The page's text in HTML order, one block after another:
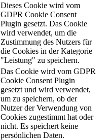
Dieses Cookie wird vom
GDPR Cookie Consent
Plugin gesetzt. Das Cookie
wird verwendet, um die
Zustimmung des Nutzers für
die Cookies in der Kategorie
"Leistung" zu speichern.
Das Cookie wird vom GDPR
Cookie Consent Plugin
gesetzt und wird verwendet,
um zu speichern, ob der
Nutzer der Verwendung von
Cookies zugestimmt hat oder
nicht. Es speichert keine
persönlichen Daten.